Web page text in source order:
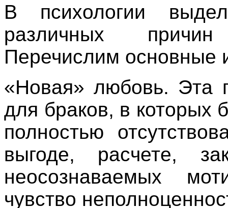
В психологии
различных
Перечислим основные
«Новая» любовь. Эта
для браков, в
полностью
выгоде, расчете,
неосознаваемых
чувство